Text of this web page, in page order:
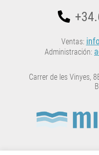
Ventas:
Administración:
Carrer de les Vinyes,